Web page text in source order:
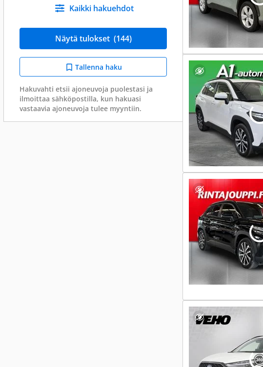
Kaikki hakuehdot
Näytä tulokset (144)
Tallenna haku
Hakuvahti etsii ajoneuvoja puolestasi ja
ilmoittaa sähköpostilla, kun hakuasi
vastaavia ajoneuvoja tulee myyntiin.